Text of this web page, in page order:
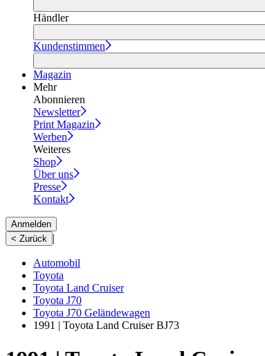
Händler
Kundenstimmen
Magazin
Mehr
Abonnieren
Newsletter
Print Magazin
Werben
Weiteres
Shop
Über uns
Presse
Kontakt
Anmelden
< Zurück
|
Automobil
Toyota
Toyota Land Cruiser
Toyota J70
Toyota J70 Geländewagen
1991 | Toyota Land Cruiser BJ73